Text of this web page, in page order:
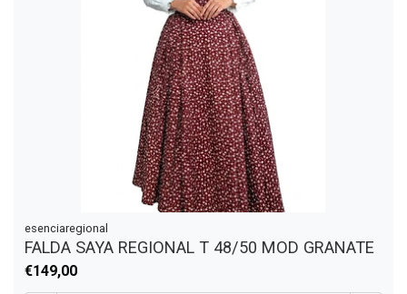
esenciaregional
FALDA SAYA REGIONAL T 48/50 MOD GRANATE
€149,00